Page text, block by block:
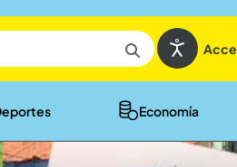
Economía